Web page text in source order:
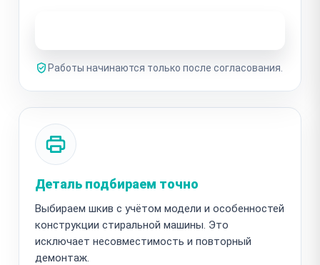
Работы начинаются только после согласования.
Деталь подбираем точно
Выбираем шкив с учётом модели и особенностей
конструкции стиральной машины. Это
исключает несовместимость и повторный
демонтаж.